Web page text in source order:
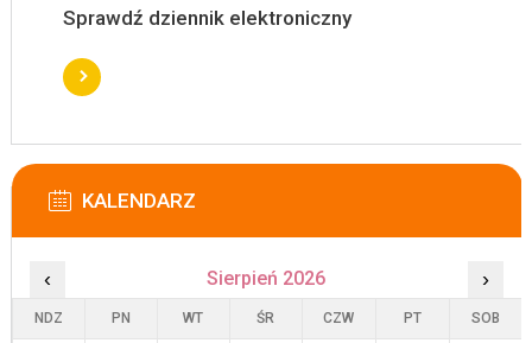
Sprawdź dziennik elektroniczny
KALENDARZ
‹ Sierpień 2026 ›
NDZ PN WT ŚR CZW PT SOB